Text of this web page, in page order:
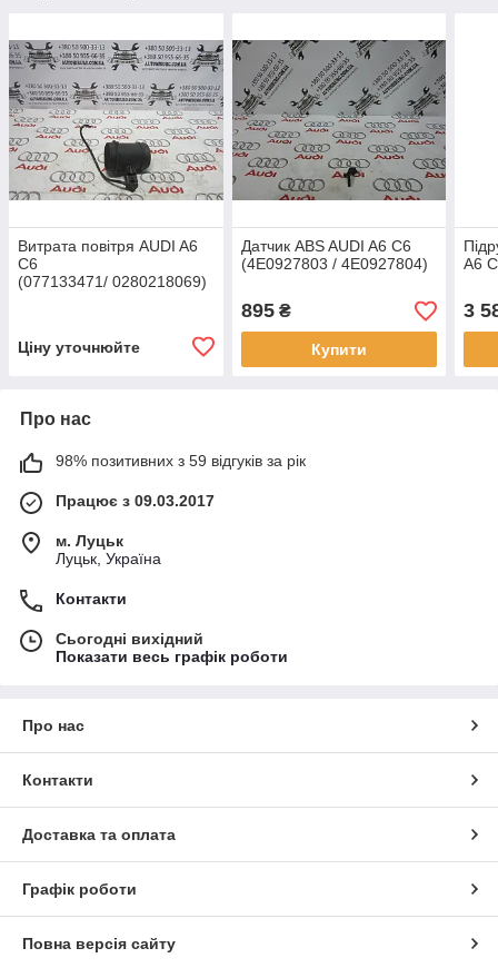
Витрата повітря AUDI A6
C6
(077133471/ 0280218069)
Ціну уточнюйте
Датчик ABS AUDI A6 C6
(4E0927803 / 4E0927804)
895₴
Купити
A6
3
Про нас
98% позитивних з 59 відгуків за рік
Працює з 09.03.2017
м. Луцьк
Луцьк, Україна
Контакти
Сьогодні вихідний
Показати весь графік роботи
Про нас
Контакти
Доставка та оплата
Графік роботи
Повна версія сайту